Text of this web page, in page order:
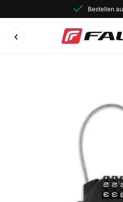
Bestellen